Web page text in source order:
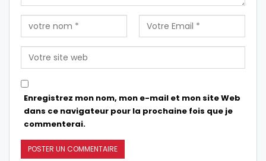
Enregistrez mon nom, mon e-mail et mon site Web
dans ce navigateur pour la prochaine fois que je
commenterai.